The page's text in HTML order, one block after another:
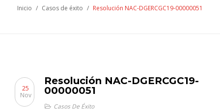
Inicio / Casos de éxito / Resolución NAC-DGERCGC19-00000051
Resolución NAC-DGERCGC19-
00000051
25
Nov
Casos De Éxito